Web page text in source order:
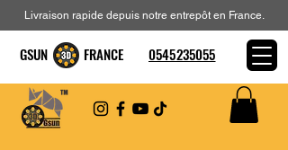
Livraison rapide depuis notre entrepôt en France.
GSUN FRANCE 0545235055